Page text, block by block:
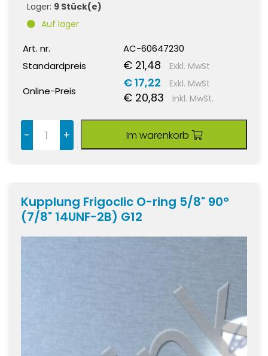
Lager: 9 Stück(e)
Auf lager
Art. nr.
AC-60647230
Standardpreis
€ 21,48 Exkl. MwSt
Online-Preis
€ 17,22 Exkl. MwSt
€ 20,83 Inkl. MwSt.
- + Im warenkorb
Kupplung Frigoclic O-ring 5/8" 90°
(7/8" 14UNF-2B) G12